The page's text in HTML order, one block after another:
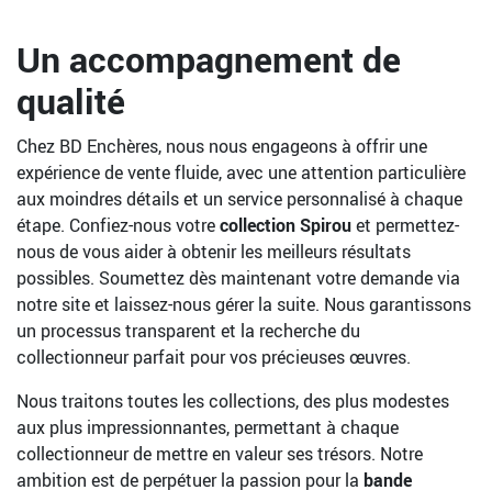
Un accompagnement de
qualité
Chez BD Enchères, nous nous engageons à offrir une
expérience de vente fluide, avec une attention particulière
aux moindres détails et un service personnalisé à chaque
étape. Confiez-nous votrecollection Spirouet permettez-
nous de vous aider à obtenir les meilleurs résultats
possibles. Soumettez dès maintenant votre demande via
notre site et laissez-nous gérer la suite. Nous garantissons
un processus transparent et la recherche du
collectionneur parfait pour vos précieuses œuvres.
Nous traitons toutes les collections, des plus modestes
aux plus impressionnantes, permettant à chaque
collectionneur de mettre en valeur ses trésors. Notre
ambition est de perpétuer la passion pour la bande